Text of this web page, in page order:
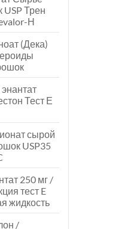
USP Трен
Н
(Дека)
Тест Е
сырой
USP35
250 мг /
тест E
жидкость
/